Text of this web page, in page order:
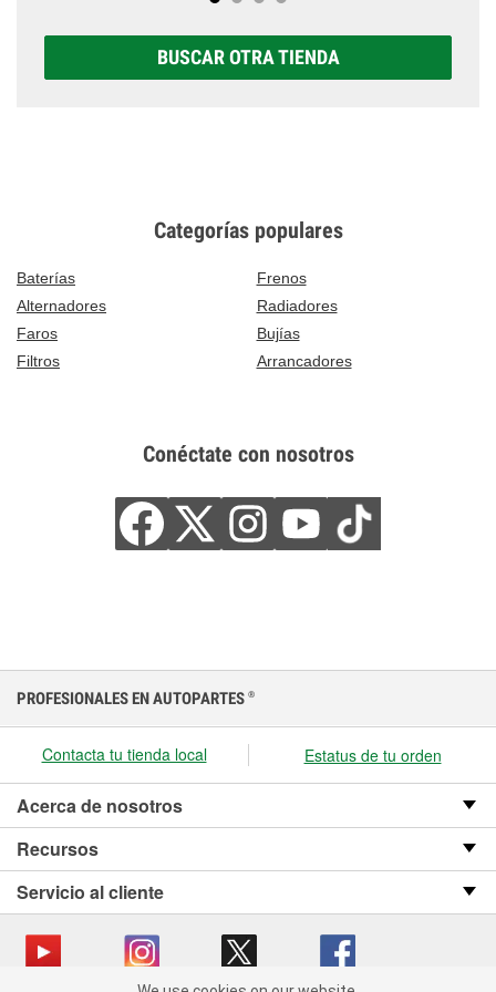
BUSCAR OTRA TIENDA
Categorías populares
Baterías
Frenos
Alternadores
Radiadores
Faros
Bujías
Filtros
Arrancadores
Conéctate con nosotros
PROFESIONALES EN AUTOPARTES ®
Contacta tu tienda local Estatus de tu orden
Acerca de nosotros
Recursos
Servicio al cliente